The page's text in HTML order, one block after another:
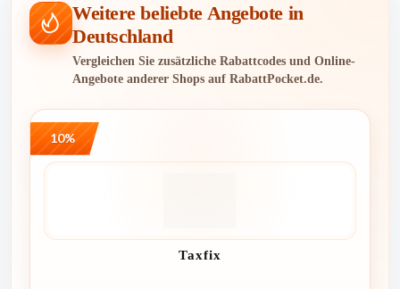
Weitere beliebte Angebote in
Deutschland
Vergleichen Sie zusätzliche Rabattcodes und Online-
Angebote anderer Shops auf RabattPocket.de.
10%
Taxfix